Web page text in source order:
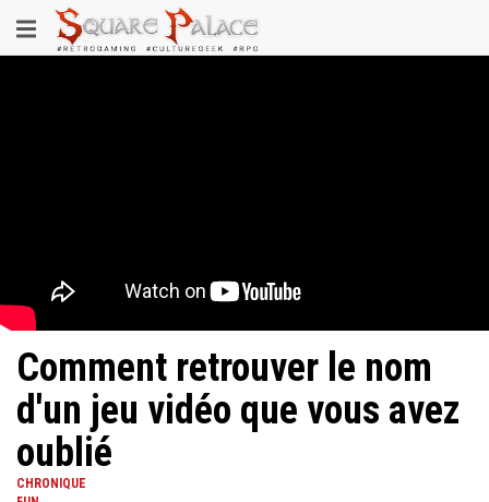
au
contenu
Toggle
navigation
Comment retrouver le nom
d'un jeu vidéo que vous avez
oublié
CHRONIQUE